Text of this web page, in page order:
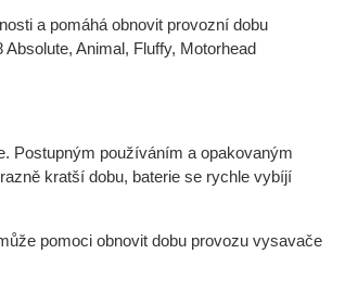
a pomáhá obnovit provozní dobu
Animal, Fluffy, Motorhead
Postupným používáním a opakovaným
kratší dobu, baterie se rychle vybíjí
pomoci obnovit dobu provozu vysavače